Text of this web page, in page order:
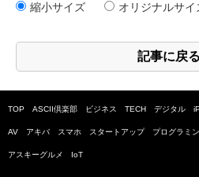
縮小サイズ オリジナルサイ
記事に戻る
TOP ASCII倶楽部 ビジネス TECH デジタル
AV アキバ スマホ スタートアップ プログラミ
アスキーグルメ IoT